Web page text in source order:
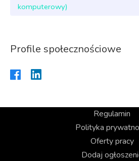
komputerowy)
Profile społecznościowe
Regulamin
Polityka
Oferty pracy
Dodaj